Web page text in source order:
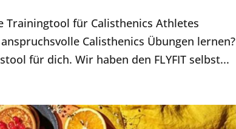
Trainingtool für Calisthenics Athletes
Calisthenics Übungen lernen?
für dich. Wir haben den FLYFIT selbst...